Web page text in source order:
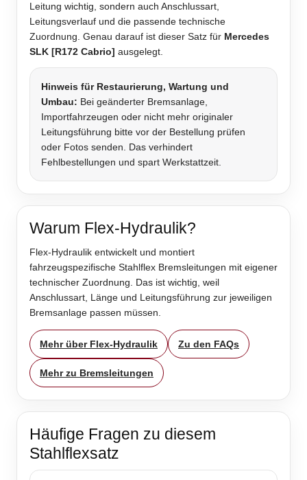
Leitung wichtig, sondern auch Anschlussart,
Leitungsverlauf und die passende technische
Zuordnung. Genau darauf ist dieser Satz für Mercedes
SLK [R172 Cabrio] ausgelegt.
Hinweis für Restaurierung, Wartung und
Umbau: Bei geänderter Bremsanlage,
Importfahrzeugen oder nicht mehr originaler
Leitungsführung bitte vor der Bestellung prüfen
oder Fotos senden. Das verhindert
Fehlbestellungen und spart Werkstattzeit.
Warum Flex-Hydraulik?
Flex-Hydraulik entwickelt und montiert
fahrzeugspezifische Stahlflex Bremsleitungen mit eigener
technischer Zuordnung. Das ist wichtig, weil
Anschlussart, Länge und Leitungsführung zur jeweiligen
Bremsanlage passen müssen.
Mehr über Flex-Hydraulik Zu den FAQs
Mehr zu Bremsleitungen
Häufige Fragen zu diesem
Stahlflexsatz